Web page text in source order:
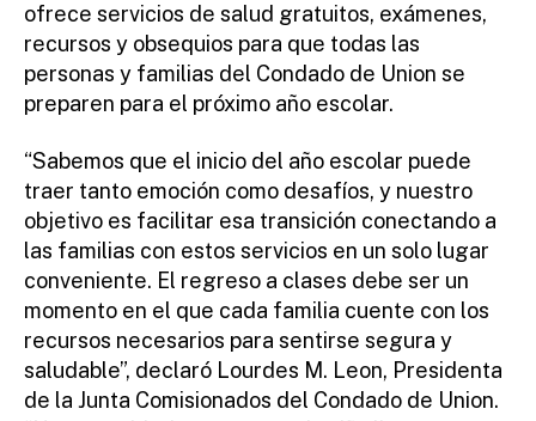
ofrece servicios de salud gratuitos, exámenes,
recursos y obsequios para que todas las
personas y familias del Condado de Union se
preparen para el próximo año escolar.
“Sabemos que el inicio del año escolar puede
traer tanto emoción como desafíos, y nuestro
objetivo es facilitar esa transición conectando a
las familias con estos servicios en un solo lugar
conveniente. El regreso a clases debe ser un
momento en el que cada familia cuente con los
recursos necesarios para sentirse segura y
saludable”, declaró Lourdes M. Leon, Presidenta
de la Junta Comisionados del Condado de Union.